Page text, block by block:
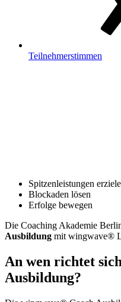
Teilnehmerstimmen
Spitzenleistungen
Blockaden lösen
Erfolge bewegen
Die Coaching Akademie
Ausbildung mit wingwave®
An wen richtet
Ausbildung?